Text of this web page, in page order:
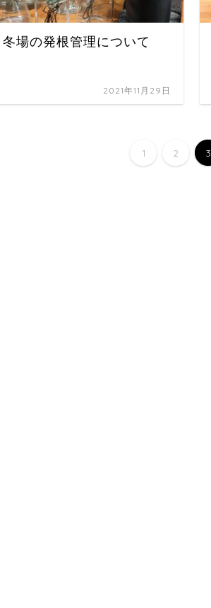
冬場の発根管理について
2021年11月29日
1 2 3